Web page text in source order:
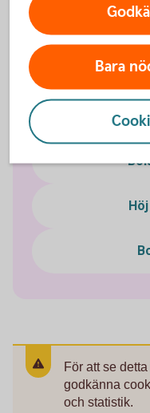
Flytta
För att se
godkänna
och statistik.
Bara